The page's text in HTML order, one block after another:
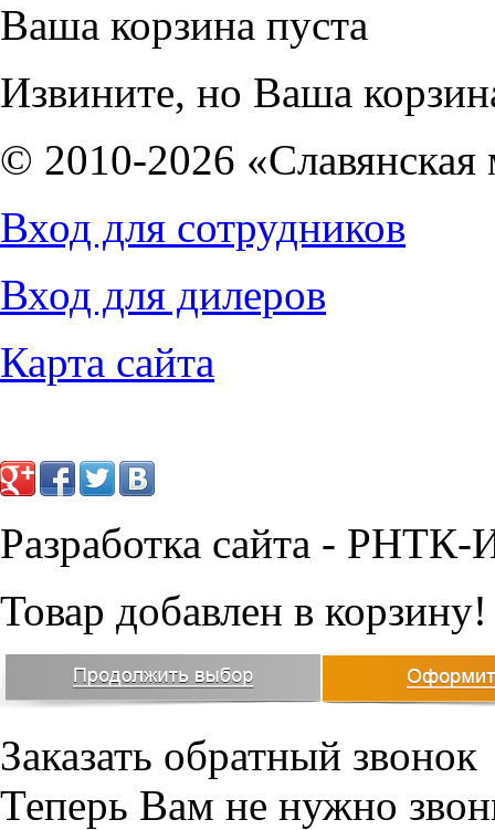
Ваша корзина пуста
Извините, но Ваша
© 2010-2026 «Славянская
Вход для сотрудников
Вход для дилеров
Карта сайта
Разработка сайта - РНТК-
Товар добавлен в корзину!
Заказать обратный звонок
Теперь Вам не нужно